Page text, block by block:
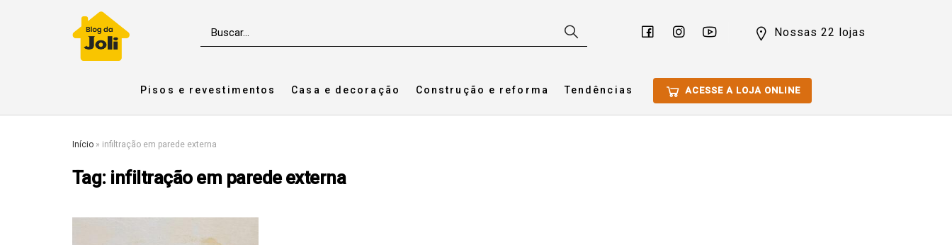
Nossas 22 lojas
Pisos e revestimentos Casa e decoração Construção e reforma Tendências ACESSE A LOJA ONLINE
Início » infiltração em parede externa
Tag: infiltração em parede externa